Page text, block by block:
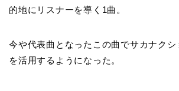
的地にリスナーを導く1曲。
今や代表曲となったこの曲でサカナクシ
を活用するようになった。